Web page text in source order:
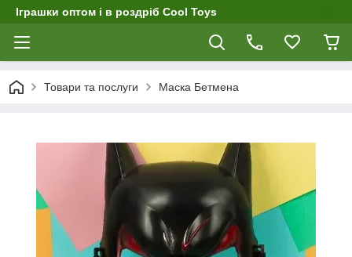
Іграшки оптом і в роздріб Cool Toys
Товари та послуги Маска Бетмена